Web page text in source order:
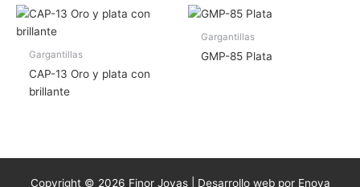
Gargantillas
CAP-13 Oro y plata con
brillante
Gargantillas
GMP-85 Plata
Copyright © 2026 Finor Joyas | Desarrollo web por Enova